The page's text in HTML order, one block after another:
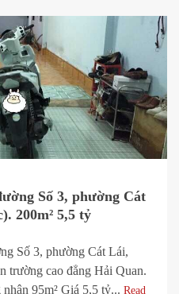
Số 3, phường Cát
200m² 5,5 tỷ
Số 3, phường Cát Lái,
trường cao đẳng Hải Quan.
95m² Giá 5,5 tỷ... Read